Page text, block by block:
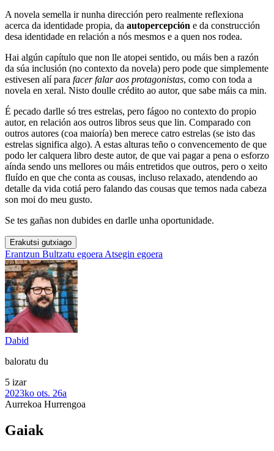
A novela semella ir nunha dirección pero realmente reflexiona
acerca da identidade propia, da autopercepción e da construcción
desa identidade en relación a nós mesmos e a quen nos rodea.
Hai algún capítulo que non lle atopei sentido, ou máis ben a razón
da súa inclusión (no contexto da novela) pero pode que simplemente
estivesen alí para facer falar aos protagonistas, como con toda a
novela en xeral. Nisto doulle crédito ao autor, que sabe máis ca min.
É pecado darlle só tres estrelas, pero fágoo no contexto do propio
autor, en relación aos outros libros seus que lin. Comparado con
outros autores (coa maioría) ben merece catro estrelas (se isto das
estrelas significa algo). A estas alturas teño o convencemento de que
podo ler calquera libro deste autor, de que vai pagar a pena o esforzo
aínda sendo uns mellores ou máis entretidos que outros, pero o xeito
fluído en que che conta as cousas, incluso relaxado, atendendo ao
detalle da vida cotiá pero falando das cousas que temos nada cabeza
son moi do meu gusto.
Se tes gañas non dubides en darlle unha oportunidade.
Erakutsi gutxiago
Erantzun Bultzatu egoera Atsegin egoera
Dabid
baloratu du
5 izar
2023ko ots. 26a
Aurrekoa Hurrengoa
Gaiak